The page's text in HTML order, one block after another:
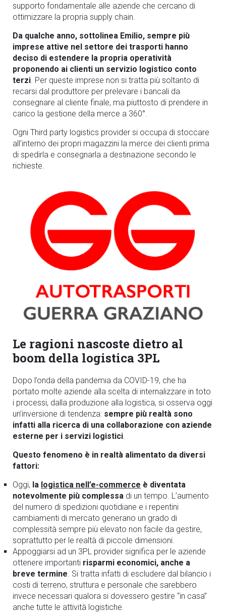
supporto fondamentale alle aziende che cercano di
ottimizzare la propria supply chain.
Da qualche anno, sottolinea Emilio, sempre più
imprese attive nel settore dei trasporti hanno
deciso di estendere la propria operatività
proponendo ai clienti un servizio logistico conto
terzi. Per queste imprese non si tratta più soltanto di
recarsi dal produttore per prelevare i bancali da
consegnare al cliente finale, ma piuttosto di prendere in
carico la gestione della merce a 360°.
Ogni Third party logistics provider si occupa di stoccare
all’interno dei propri magazzini la merce dei clienti prima
di spedirla e consegnarla a destinazione secondo le
richieste.
Le ragioni nascoste dietro al
boom della logistica 3PL
Dopo l’onda della pandemia da COVID-19, che ha
portato molte aziende alla scelta di internalizzare in toto
i processi, dalla produzione alla logistica, si osserva oggi
un’inversione di tendenza: sempre più realtà sono
infatti alla ricerca di una collaborazione con aziende
esterne per i servizi logistici.
Questo fenomeno è in realtà alimentato da diversi
fattori:
Oggi, la logistica nell’e-commerce è diventata
notevolmente più complessa di un tempo. L’aumento
del numero di spedizioni quotidiane e i repentini
cambiamenti di mercato generano un grado di
complessità sempre più elevato non facile da gestire,
soprattutto per le realtà di piccole dimensioni.
Appoggiarsi ad un 3PL provider significa per le aziende
ottenere importanti risparmi economici, anche a
breve termine. Si tratta infatti di escludere dal bilancio i
costi di terreno, struttura e personale che sarebbero
invece necessari qualora si dovessero gestire “in casa”
anche tutte le attività logistiche.